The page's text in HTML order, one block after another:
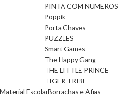
PINTA COM NUMEROS
Poppik
Porta Chaves
PUZZLES
Smart Games
The Happy Gang
THE LITTLE PRINCE
TIGER TRIBE
Material EscolarBorrachas e Afias